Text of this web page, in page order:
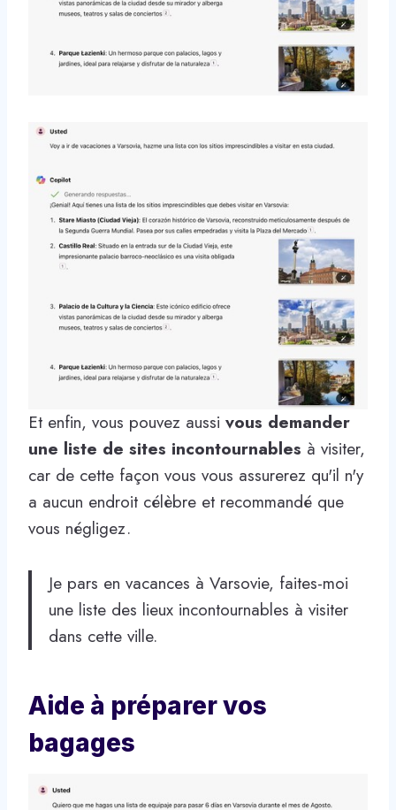
Et enfin, vous pouvez aussi vous demander
une liste de sites incontournables à visiter,
car de cette façon vous vous assurerez qu'il n'y
a aucun endroit célèbre et recommandé que
vous négligez.
Je pars en vacances à Varsovie, faites-moi
une liste des lieux incontournables à visiter
dans cette ville.
Aide à préparer vos
bagages